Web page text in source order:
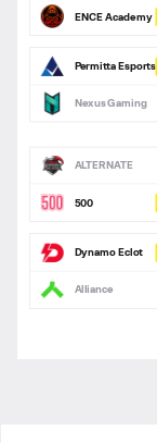
ENCE Academy
Permitta Esports
Nexus Gaming
ALTERNATE
500
Dynamo Eclot
Alliance